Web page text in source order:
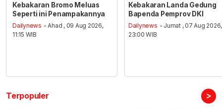
Kebakaran Bromo Meluas
Seperti ini Penampakannya
Dailynews - Ahad , 09 Aug 2026,
11:15 WIB
Kebakaran Landa Gedung
Bapenda Pemprov DKI
Dailynews - Jumat , 07 Aug 2026,
23:00 WIB
Terpopuler >